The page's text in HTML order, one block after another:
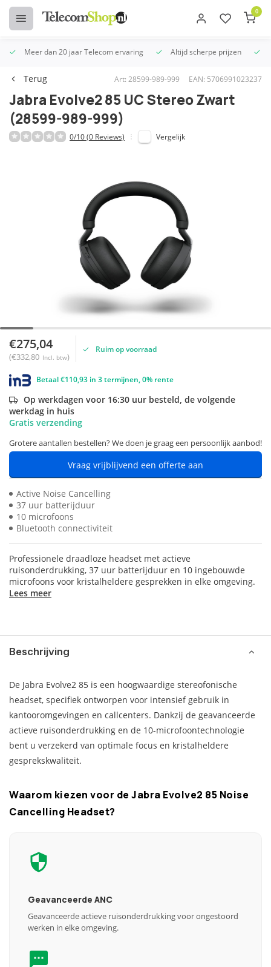
0
Meer dan 20 jaar Telecom ervaring Altijd scherpe prijzen
Terug Art: 28599-989-999 EAN: 5706991023237
Jabra Evolve2 85 UC Stereo Zwart
(28599-989-999)
0/10 (0 Reviews) Vergelijk
€275,04
(€332,80 Incl. btw)
Ruim op voorraad
Betaal €110,93 in 3 termijnen, 0% rente
Op werkdagen voor 16:30 uur besteld, de volgende
werkdag in huis
Gratis verzending
Grotere aantallen bestellen? We doen je graag een persoonlijk aanbod!
Vraag vrijblijvend een offerte aan
Active Noise Cancelling
37 uur batterijduur
10 microfoons
Bluetooth connectiviteit
Professionele draadloze headset met actieve
ruisonderdrukking, 37 uur batterijduur en 10 ingebouwde
microfoons voor kristalheldere gesprekken in elke omgeving.
Lees meer
Beschrijving
De Jabra Evolve2 85 is een hoogwaardige stereofonische
headset, specifiek ontworpen voor intensief gebruik in
kantooromgevingen en callcenters. Dankzij de geavanceerde
actieve ruisonderdrukking en de 10-microfoontechnologie
bent u verzekerd van optimale focus en kristalheldere
gesprekskwaliteit.
Waarom kiezen voor de Jabra Evolve2 85 Noise
Cancelling Headset?
Geavanceerde ANC
Geavanceerde actieve ruisonderdrukking voor ongestoord
werken in elke omgeving.